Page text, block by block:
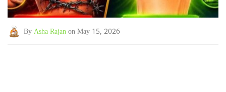
By Asha Rajan on May 15, 2026